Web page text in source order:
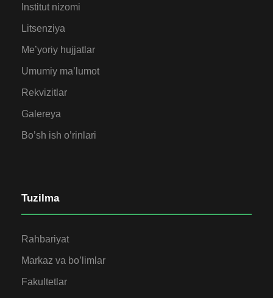
Institut nizomi
Litsenziya
Me’yoriy hujjatlar
Umumiy ma’lumot
Rekvizitlar
Galereya
Bo’sh ish o’rinlari
Tuzilma
Rahbariyat
Markaz va bo’limlar
Fakultetlar